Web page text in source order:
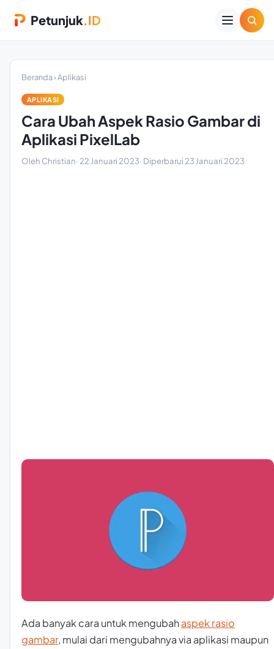
Petunjuk.ID
Beranda›Aplikasi
APLIKASI
Cara Ubah Aspek Rasio Gambar di
Aplikasi PixelLab
Oleh Christian· 22 Januari 2023· Diperbarui 23 Januari 2023
Ada banyak cara untuk mengubahaspek rasio
gambar, mulai dari mengubahnya via aplikasi maupun